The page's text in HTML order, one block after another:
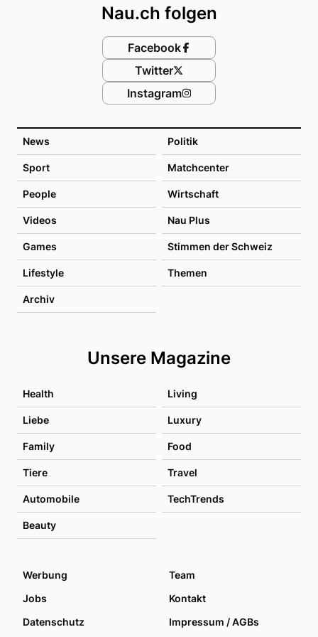
News Politik
Sport Matchcenter
People Wirtschaft
Videos Nau Plus
Games Stimmen der Schweiz
Lifestyle Themen
Archiv
Unsere Magazine
Health Living
Liebe Luxury
Family Food
Tiere Travel
Automobile TechTrends
Beauty
Nau.ch folgen
Facebook
Twitter
Instagram
Werbung
Team
Jobs
Kontakt
Datenschutz
Impressum / AGBs